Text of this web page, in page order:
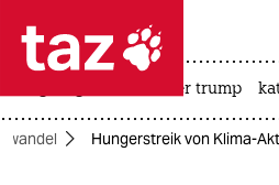
 taz zahl ich
taz zahl ich
usa unter trump
Hungerstreik von Klima-